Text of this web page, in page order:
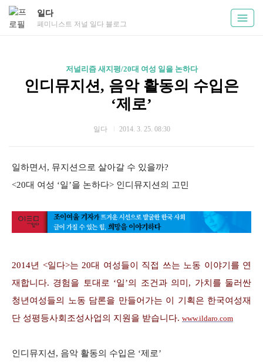
일다
페미니스트 저널 일다 블로그
저널리즘 새지평/20대 여성 일을 논하다
인디뮤지션, 음악 활동의 수입은
‘제로’
일다 2014. 3. 25. 08:30
일하면서, 뮤지션으로 살아갈 수 있을까?
<20대 여성 ‘일’을 논하다> 인디뮤지션의 고민
2014년 <일다>는 20대 여성들이 직접 쓰는 노동 이야기를 연
재합니다. 경험을 토대로 ‘일’의 조건과 의미, 가치를 둘러싼
청년여성들의 노동 담론을 만들어가는 이 기획은 한국여성재
단 성평등사회조성사업의 지원을 받습니다. www.ildaro.com
인디뮤지션, 음악 활동의 수입은 ‘제로’